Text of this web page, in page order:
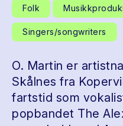
Folk
Singers/songwriters
O. Martin er
Skålnes fra
fartstid som
popbandet The